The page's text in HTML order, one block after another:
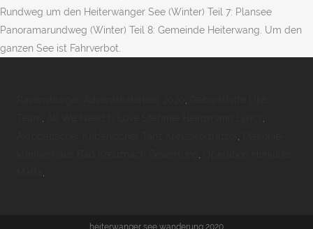
Rundweg um den Heiterwanger See (Winter) Teil 7: Plansee
Panoramarundweg (Winter) Teil 8: Gemeinde Heiterwang. Um den
ganzen See ist Fahrverbot.
heiterwanger see wanderung 2020